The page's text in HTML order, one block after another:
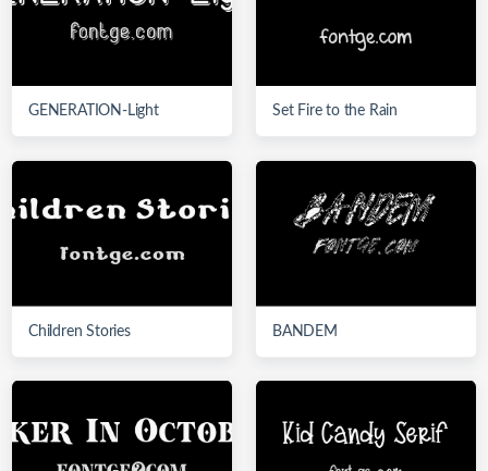
GENERATION-Light Set Fire to the Rain
Children Stories BANDEM